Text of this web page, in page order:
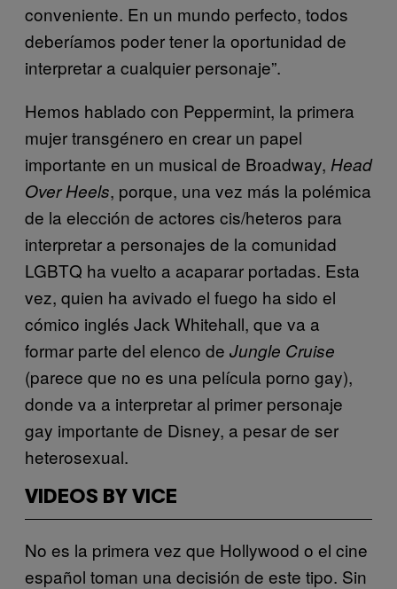
conveniente. En un mundo perfecto, todos
deberíamos poder tener la oportunidad de
interpretar a cualquier personaje”.
Hemos hablado con Peppermint, la primera
mujer transgénero en crear un papel
importante en un musical de Broadway, Head
Over Heels, porque, una vez más la polémica
de la elección de actores cis/heteros para
interpretar a personajes de la comunidad
LGBTQ ha vuelto a acaparar portadas. Esta
vez, quien ha avivado el fuego ha sido el
cómico inglés Jack Whitehall, que va a
formar parte del elenco de Jungle Cruise
(parece que no es una película porno gay),
donde va a interpretar al primer personaje
gay importante de Disney, a pesar de ser
heterosexual.
VIDEOS BY VICE
No es la primera vez que Hollywood o el cine
español toman una decisión de este tipo. Sin